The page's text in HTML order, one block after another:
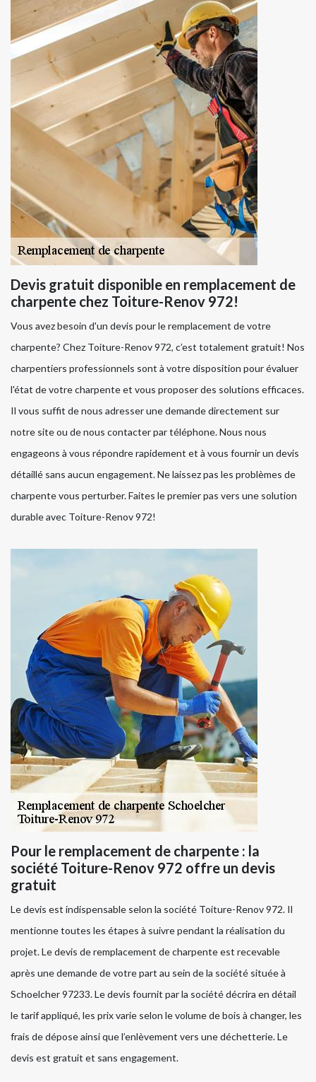
Devis gratuit disponible en remplacement de
charpente chez Toiture-Renov 972!
Vous avez besoin d'un devis pour le remplacement de votre
charpente? Chez Toiture-Renov 972, c’est totalement gratuit! Nos
charpentiers professionnels sont à votre disposition pour évaluer
l'état de votre charpente et vous proposer des solutions efficaces.
Il vous suffit de nous adresser une demande directement sur
notre site ou de nous contacter par téléphone. Nous nous
engageons à vous répondre rapidement et à vous fournir un devis
détaillé sans aucun engagement. Ne laissez pas les problèmes de
charpente vous perturber. Faites le premier pas vers une solution
durable avec Toiture-Renov 972!
Pour le remplacement de charpente : la
société Toiture-Renov 972 offre un devis
gratuit
Le devis est indispensable selon la société Toiture-Renov 972. Il
mentionne toutes les étapes à suivre pendant la réalisation du
projet. Le devis de remplacement de charpente est recevable
après une demande de votre part au sein de la société située à
Schoelcher 97233. Le devis fournit par la société décrira en détail
le tarif appliqué, les prix varie selon le volume de bois à changer, les
frais de dépose ainsi que l’enlèvement vers une déchetterie. Le
devis est gratuit et sans engagement.